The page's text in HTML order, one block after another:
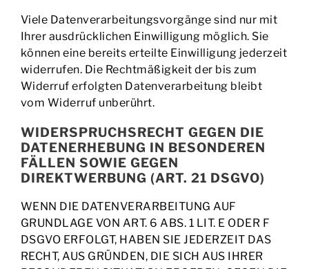
Viele Datenverarbeitungsvorgänge sind nur mit
Ihrer ausdrücklichen Einwilligung möglich. Sie
können eine bereits erteilte Einwilligung jederzeit
widerrufen. Die Rechtmäßigkeit der bis zum
Widerruf erfolgten Datenverarbeitung bleibt
vom Widerruf unberührt.
WIDERSPRUCHSRECHT GEGEN DIE
DATENERHEBUNG IN BESONDEREN
FÄLLEN SOWIE GEGEN
DIREKTWERBUNG (ART. 21 DSGVO)
WENN DIE DATENVERARBEITUNG AUF
GRUNDLAGE VON ART. 6 ABS. 1 LIT. E ODER F
DSGVO ERFOLGT, HABEN SIE JEDERZEIT DAS
RECHT, AUS GRÜNDEN, DIE SICH AUS IHRER